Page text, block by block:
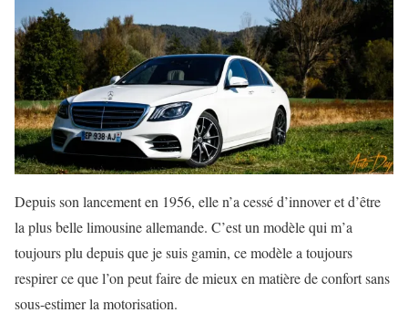
Depuis son lancement en 1956, elle n’a cessé d’innover et d’être
la plus belle limousine allemande. C’est un modèle qui m’a
toujours plu depuis que je suis gamin, ce modèle a toujours
respirer ce que l’on peut faire de mieux en matière de confort sans
sous-estimer la motorisation.